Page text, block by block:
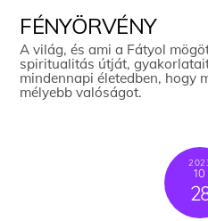
content
FÉNYÖRVÉNY
A világ, és ami a Fátyol
spiritualitás útját,
mindennapi életedben, hogy
mélyebb valóságot.
10